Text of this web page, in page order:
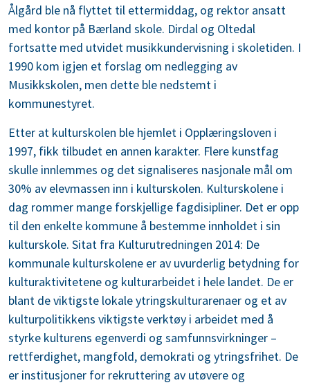
Ålgård ble nå flyttet til ettermiddag, og rektor ansatt
med kontor på Bærland skole. Dirdal og Oltedal
fortsatte med utvidet musikkundervisning i skoletiden. I
1990 kom igjen et forslag om nedlegging av
Musikkskolen, men dette ble nedstemt i
kommunestyret.
Etter at kulturskolen ble hjemlet i Opplæringsloven i
1997, fikk tilbudet en annen karakter. Flere kunstfag
skulle innlemmes og det signaliseres nasjonale mål om
30% av elevmassen inn i kulturskolen. Kulturskolene i
dag rommer mange forskjellige fagdisipliner. Det er opp
til den enkelte kommune å bestemme innholdet i sin
kulturskole. Sitat fra Kulturutredningen 2014: De
kommunale kulturskolene er av uvurderlig betydning for
kulturaktivitetene og kulturarbeidet i hele landet. De er
blant de viktigste lokale ytringskulturarenaer og et av
kulturpolitikkens viktigste verktøy i arbeidet med å
styrke kulturens egenverdi og samfunnsvirkninger –
rettferdighet, mangfold, demokrati og ytringsfrihet. De
er institusjoner for rekruttering av utøvere og